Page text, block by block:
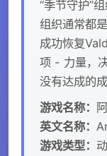
“季节守护”
组织通常都
成功恢复
项 - 力量，
没有达成的成
游戏名称：
英文名称：
游戏类型：